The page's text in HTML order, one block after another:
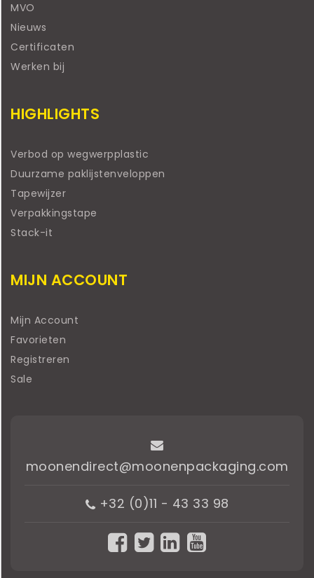
MVO
Nieuws
Certificaten
Werken bij
HIGHLIGHTS
Verbod op wegwerpplastic
Duurzame paklijstenveloppen
Tapewijzer
Verpakkingstape
Stack-it
MIJN ACCOUNT
Mijn Account
Favorieten
Registreren
Sale
moonendirect@moonenpackaging.com
+32 (0)11 - 43 33 98